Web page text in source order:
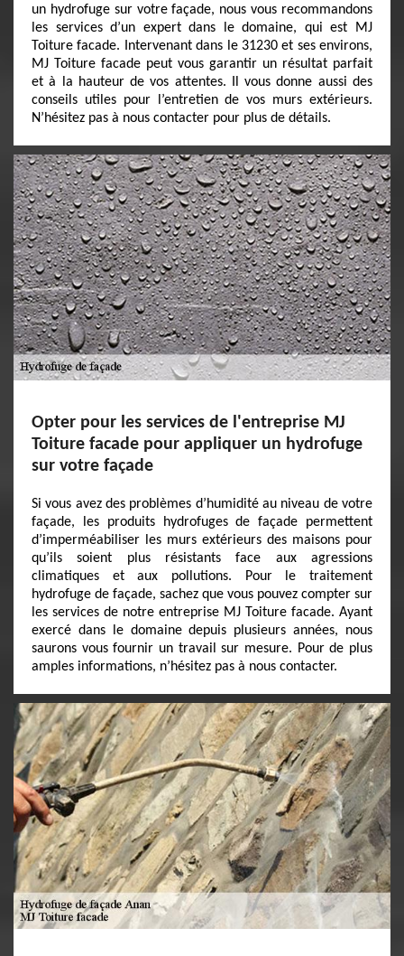
un hydrofuge sur votre façade, nous vous recommandons
les services d’un expert dans le domaine, qui est MJ
Toiture facade. Intervenant dans le 31230 et ses environs,
MJ Toiture facade peut vous garantir un résultat parfait
et à la hauteur de vos attentes. Il vous donne aussi des
conseils utiles pour l’entretien de vos murs extérieurs.
N’hésitez pas à nous contacter pour plus de détails.
Opter pour les services de l'entreprise MJ
Toiture facade pour appliquer un hydrofuge
sur votre façade
Si vous avez des problèmes d’humidité au niveau de votre
façade, les produits hydrofuges de façade permettent
d’imperméabiliser les murs extérieurs des maisons pour
qu’ils soient plus résistants face aux agressions
climatiques et aux pollutions. Pour le traitement
hydrofuge de façade, sachez que vous pouvez compter sur
les services de notre entreprise MJ Toiture facade. Ayant
exercé dans le domaine depuis plusieurs années, nous
saurons vous fournir un travail sur mesure. Pour de plus
amples informations, n’hésitez pas à nous contacter.